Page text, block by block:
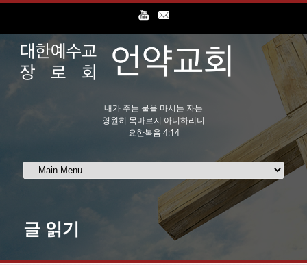
내가 주는 물을 마시는 자는
영원히 목마르지 아니하리니
요한복음 4:14
글 읽기